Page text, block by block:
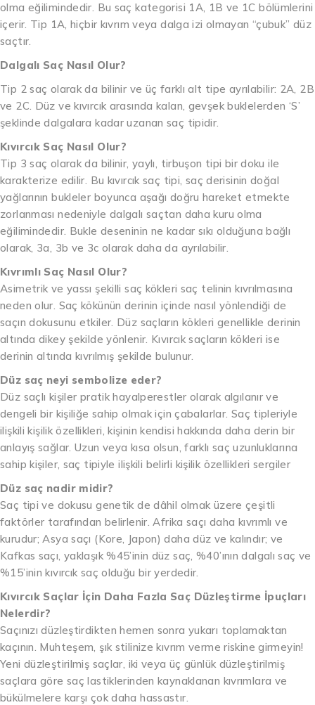
olma eğilimindedir. Bu saç kategorisi 1A, 1B ve 1C bölümlerini
içerir. Tip 1A, hiçbir kıvrım veya dalga izi olmayan “çubuk” düz
saçtır.
Dalgalı Saç Nasıl Olur?
Tip 2 saç olarak da bilinir ve üç farklı alt tipe ayrılabilir: 2A, 2B
ve 2C. Düz ve kıvırcık arasında kalan, gevşek buklelerden ‘S’
şeklinde dalgalara kadar uzanan saç tipidir.
Kıvırcık Saç Nasıl Olur?
Tip 3 saç olarak da bilinir, yaylı, tirbuşon tipi bir doku ile
karakterize edilir. Bu kıvırcık saç tipi, saç derisinin doğal
yağlarının bukleler boyunca aşağı doğru hareket etmekte
zorlanması nedeniyle dalgalı saçtan daha kuru olma
eğilimindedir. Bukle deseninin ne kadar sıkı olduğuna bağlı
olarak, 3a, 3b ve 3c olarak daha da ayrılabilir.
Kıvrımlı Saç Nasıl Olur?
Asimetrik ve yassı şekilli saç kökleri saç telinin kıvrılmasına
neden olur. Saç kökünün derinin içinde nasıl yönlendiği de
saçın dokusunu etkiler. Düz saçların kökleri genellikle derinin
altında dikey şekilde yönlenir. Kıvırcık saçların kökleri ise
derinin altında kıvrılmış şekilde bulunur.
Düz saç neyi sembolize eder?
Düz saçlı kişiler pratik hayalperestler olarak algılanır ve
dengeli bir kişiliğe sahip olmak için çabalarlar. Saç tipleriyle
ilişkili kişilik özellikleri, kişinin kendisi hakkında daha derin bir
anlayış sağlar. Uzun veya kısa olsun, farklı saç uzunluklarına
sahip kişiler, saç tipiyle ilişkili belirli kişilik özellikleri sergiler
Düz saç nadir midir?
Saç tipi ve dokusu genetik de dâhil olmak üzere çeşitli
faktörler tarafından belirlenir. Afrika saçı daha kıvrımlı ve
kurudur; Asya saçı (Kore, Japon) daha düz ve kalındır; ve
Kafkas saçı, yaklaşık %45’inin düz saç, %40’ının dalgalı saç ve
%15’inin kıvırcık saç olduğu bir yerdedir.
Kıvırcık Saçlar İçin Daha Fazla Saç Düzleştirme İpuçları
Nelerdir?
Saçınızı düzleştirdikten hemen sonra yukarı toplamaktan
kaçının. Muhteşem, şık stilinize kıvrım verme riskine girmeyin!
Yeni düzleştirilmiş saçlar, iki veya üç günlük düzleştirilmiş
saçlara göre saç lastiklerinden kaynaklanan kıvrımlara ve
bükülmelere karşı çok daha hassastır.